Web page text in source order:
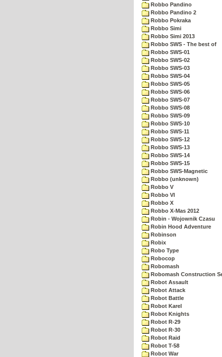
Robbo Pandino
Robbo Pandino 2
Robbo Pokraka
Robbo Simi
Robbo Simi 2013
Robbo SWS - The best of
Robbo SWS-01
Robbo SWS-02
Robbo SWS-03
Robbo SWS-04
Robbo SWS-05
Robbo SWS-06
Robbo SWS-07
Robbo SWS-08
Robbo SWS-09
Robbo SWS-10
Robbo SWS-11
Robbo SWS-12
Robbo SWS-13
Robbo SWS-14
Robbo SWS-15
Robbo SWS-Magnetic
Robbo (unknown)
Robbo V
Robbo VI
Robbo X
Robbo X-Mas 2012
Robin - Wojownik Czasu
Robin Hood Adventure
Robinson
Robix
Robo Type
Robocop
Robomash
Robomash Construction
Robot Assault
Robot Attack
Robot Battle
Robot Karel
Robot Knights
Robot R-29
Robot R-30
Robot Raid
Robot T-58
Robot War